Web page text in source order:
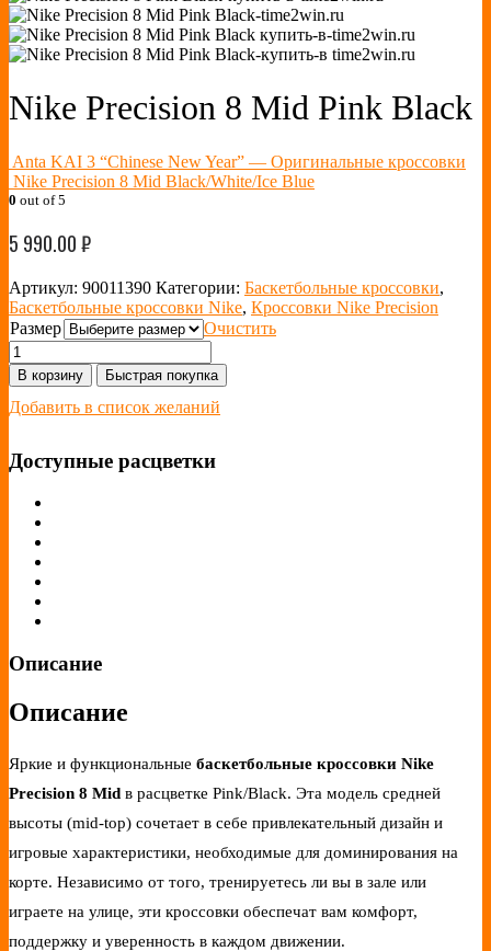
Nike Precision 8 Mid Pink Black
Anta KAI 3 “Chinese New Year” — Оригинальные кроссовки
Nike Precision 8 Mid Black/White/Ice Blue
0 out of 5
5 990.00₽
Артикул: 90011390 Категории: Баскетбольные кроссовки,
Баскетбольные кроссовки Nike, Кроссовки Nike Precision
Размер
Очистить
В корзину Быстрая покупка
Добавить в список желаний
Доступные расцветки
Описание
Описание
Яркие и функциональные баскетбольные кроссовки Nike
Precision 8 Mid в расцветке Pink/Black. Эта модель средней
высоты (mid-top) сочетает в себе привлекательный дизайн и
игровые характеристики, необходимые для доминирования на
корте. Независимо от того, тренируетесь ли вы в зале или
играете на улице, эти кроссовки обеспечат вам комфорт,
поддержку и уверенность в каждом движении.